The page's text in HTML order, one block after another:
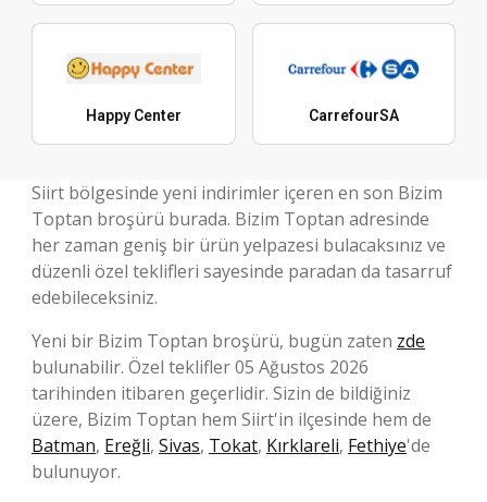
Happy Center CarrefourSA
Siirt bölgesinde yeni indirimler içeren en son Bizim
Toptan broşürü burada. Bizim Toptan adresinde
her zaman geniş bir ürün yelpazesi bulacaksınız ve
düzenli özel teklifleri sayesinde paradan da tasarruf
edebileceksiniz.
Yeni bir Bizim Toptan broşürü, bugün zaten zde
bulunabilir. Özel teklifler 05 Ağustos 2026
tarihinden itibaren geçerlidir. Sizin de bildiğiniz
üzere, Bizim Toptan hem Siirt'in ilçesinde hem de
Batman, Ereğli, Sivas, Tokat, Kırklareli, Fethiye'de
bulunuyor.